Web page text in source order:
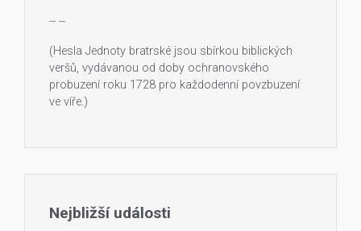
-- --
(Hesla Jednoty bratrské jsou sbírkou biblických
veršů, vydávanou od doby ochranovského
probuzení roku 1728 pro každodenní povzbuzení
ve víře.)
Nejbližší události